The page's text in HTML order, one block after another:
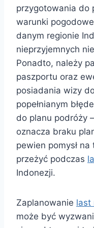
przygotowania do
warunki
danym regionie
nieprzyjemnych
Ponadto, należy
paszportu oraz
posiadania wizy
popełnianym
do planu podróży
oznacza braku
pewien pomysł
przeżyć podczas
Indonezji.
Zaplanowanie last
może być